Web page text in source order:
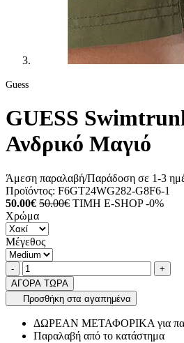
Guess
GUESS
Ανδρικό Μαγιό
Άμεση παραλαβή/Παράδοση σε 1-3
Προϊόντος: F6GT24WG282-G8F6-1
50.00€ 50.00€ ΤΙΜΗ E-SHOP -0%
Χρώμα
Μέγεθος
Ποσότητα
-product.increase.quantity +
ΑΓΟΡΑ ΤΩΡΑ
Προσθήκη στα αγαπημένα
ΔΩΡΕΑΝ ΜΕΤΑΦΟΡΙΚΑ για
Παραλαβή από το κατάστημα